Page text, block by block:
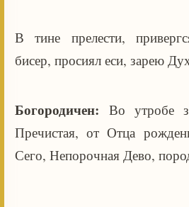
В тине прелести,
бисер, просиял еси, зарею
Богородичен: Во утробе
Пречистая, от Отца
Сего, Непорочная Дево,